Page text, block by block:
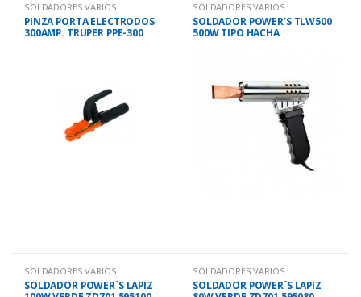
SOLDADORES VARIOS
PINZA PORTA ELECTRODOS
300AMP. TRUPER PPE-300
SOLDADORES VARIOS
SOLDADOR POWER’S TLW500
500W TIPO HACHA
SOLDADORES VARIOS
SOLDADOR POWER´S LAPIZ
SOLDADORES VARIOS
SOLDADOR POWER´S LAPIZ